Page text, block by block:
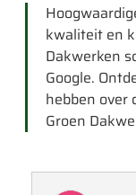
kwaliteit en
Dakwerken
Google.
hebben over
Groen